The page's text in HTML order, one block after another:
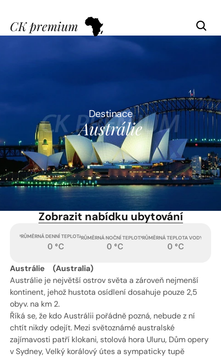
CK premium
Destinace
Austrálie
Zobrazit nabídku ubytování
PRŮMĚRNÁ DENNÍ TEPLOTA
0 °C
PRŮMĚRNÁ NOČNÍ TEPLOTA
0 °C
PRŮMĚRNÁ TEPLOTA VODY
0 °C
Austrálie    (Australia)
Austrálie je největší ostrov světa a zároveň nejmenší
kontinent, jehož hustota osídlení dosahuje pouze 2,5
obyv. na km 2.
Říká se, že kdo Austrálii pořádně pozná, nebude z ní
chtít nikdy odejít. Mezi světoznámé australské
zajímavosti patří klokani, stolová hora Uluru, Dům opery
v Sydney, Velký korálový útes a sympaticky tupě